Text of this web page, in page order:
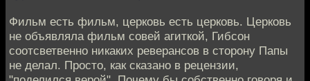
Фильм есть фильм, церковь есть церковь. Церковь
не объявляла фильм совей агиткой, Гибсон
соотсветвенно никаких реверансов в сторону Папы
не делал. Просто, как сказано в рецензии,